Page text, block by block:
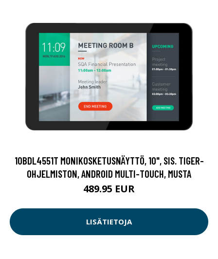
10BDL4551T MONIKOSKETUSNÄYTTÖ, 10", SIS. TIGER-
OHJELMISTON, ANDROID MULTI-TOUCH, MUSTA
489.95 EUR
LISÄTIETOJA